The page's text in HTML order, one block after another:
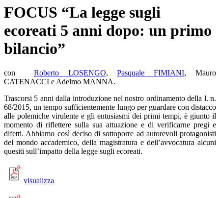
FOCUS “La legge sugli
ecoreati 5 anni dopo: un primo
bilancio”
con Roberto LOSENGO,Pasquale FIMIANI, Mauro
CATENACCI e Adelmo MANNA.
Trascorsi 5 anni dalla introduzione nel nostro ordinamento della l. n.
68/2015, un tempo sufficientemente lungo per guardare con distacco
alle polemiche virulente e gli entusiasmi dei primi tempi, è giunto il
momento di riflettere sulla sua attuazione e di verificarne pregi e
difetti. Abbiamo così deciso di sottoporre ad autorevoli protagonisti
del mondo accademico, della magistratura e dell’avvocatura alcuni
quesiti sull’impatto della legge sugli ecoreati.
visualizza